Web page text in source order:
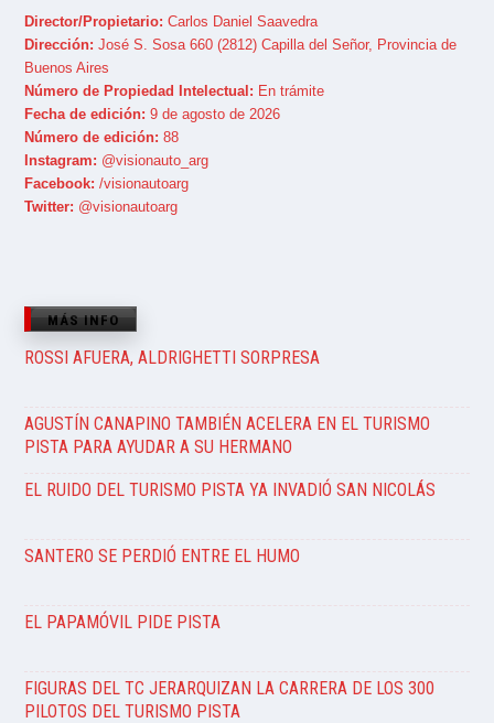
Director/Propietario: Carlos Daniel Saavedra
Dirección: José S. Sosa 660 (2812) Capilla del Señor, Provincia de
Buenos Aires
Número de Propiedad Intelectual: En trámite
Fecha de edición: 9 de agosto de 2026
Número de edición: 88
Instagram: @visionauto_arg
Facebook: /visionautoarg
Twitter: @visionautoarg
MÁS INFO
ROSSI AFUERA, ALDRIGHETTI SORPRESA
AGUSTÍN CANAPINO TAMBIÉN ACELERA EN EL TURISMO
PISTA PARA AYUDAR A SU HERMANO
EL RUIDO DEL TURISMO PISTA YA INVADIÓ SAN NICOLÁS
SANTERO SE PERDIÓ ENTRE EL HUMO
EL PAPAMÓVIL PIDE PISTA
FIGURAS DEL TC JERARQUIZAN LA CARRERA DE LOS 300
PILOTOS DEL TURISMO PISTA